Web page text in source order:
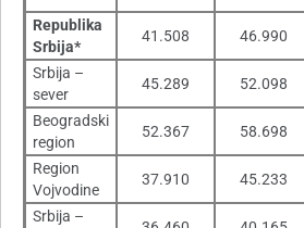
Republika
Srbija*
41.508 46.990
Srbija –
sever
45.289 52.098
Beogradski
region
52.367 58.698
Region
Vojvodine
37.910 45.233
Srbija –